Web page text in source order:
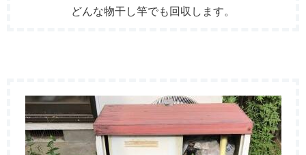
どんな物干し竿でも回収します。